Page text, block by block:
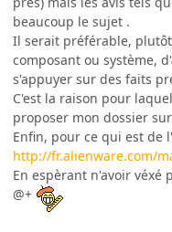
beaucoup le sujet .
Il serait préférable,
composant ou système,
s'appuyer sur des faits
C'est la raison pour
proposer mon dossier
Enfin, pour ce qui est de
http://fr.alienware.com/
En espèrant n'avoir véxé
@+